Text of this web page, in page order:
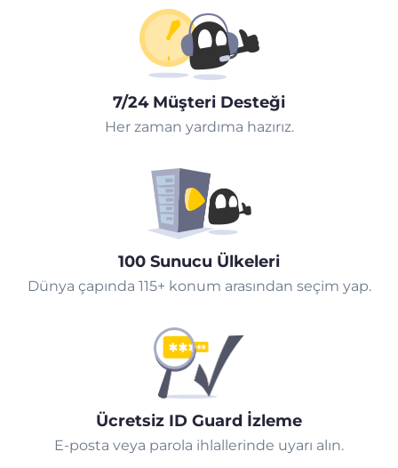
7/24 Müşteri Desteği
Her zaman yardıma hazırız.
100 Sunucu Ülkeleri
Dünya çapında 115+ konum arasından seçim yap.
Ücretsiz ID Guard İzleme
E-posta veya parola ihlallerinde uyarı alın.